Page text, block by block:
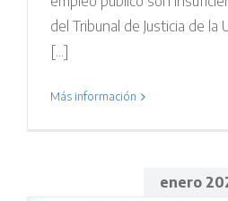
del Tribunal de Justicia de la
[...]
Más información
enero